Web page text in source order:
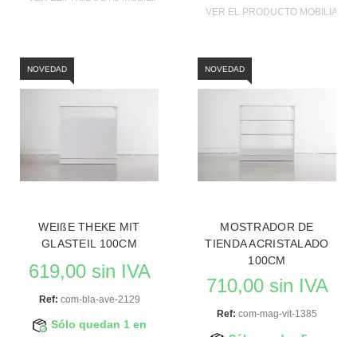
VER EL PRODUCTO
NOVEDAD
WEIßE THEKE MIT
GLASTEIL 100CM
619,00 sin IVA
Ref: com-bla-ave-2129
Sólo quedan 1 en
NOVEDAD
MOSTRADOR DE
TIENDA ACRISTALADO
100CM
710,00 sin IVA
Ref: com-mag-vit-1385